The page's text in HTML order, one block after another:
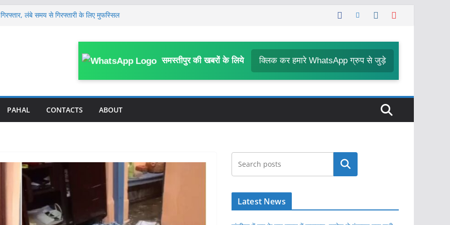
लंबे समय से गिरफ्तारी के लिए मुफस्सिल
के मासूम की 13 दिन बाद मौ’त, घर के पास
FIR; काम में बाधा, आउटसोर्सिंग कर्मियों से
प्रभावित करने का आरोप
समस्तीपुर की खबरों के लिये क्लिक कर हमारे WhatsApp ग्रुप से जुड़े
PAHAL CONTACTS ABOUT
खोजें
Latest News